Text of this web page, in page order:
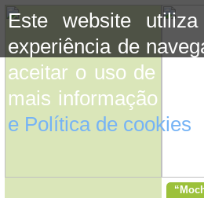
Este website
experiência de
aceitar o uso de
mais informação
e Política de cookies